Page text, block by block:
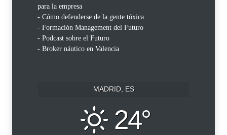
para la empresa
- Cómo defenderse de la gente tóxica
- Formación Management del Futuro
- Podcast sobre el Futuro
- Broker náutico en Valencia
MADRID, ES
24°